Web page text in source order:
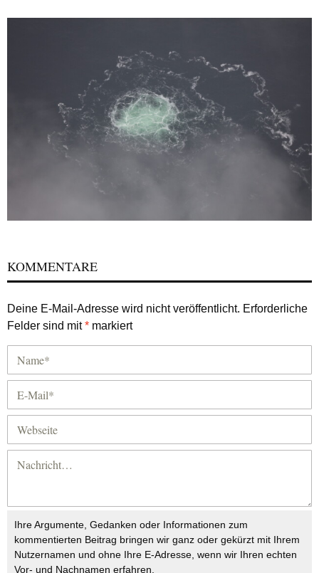
KOMMENTARE
Deine E-Mail-Adresse wird nicht veröffentlicht. Erforderliche
Felder sind mit* markiert
Ihre Argumente, Gedanken oder Informationen zum
kommentierten Beitrag bringen wir ganz oder gekürzt mit Ihrem
Nutzernamen und ohne Ihre E-Adresse, wenn wir Ihren echten
Vor- und Nachnamen erfahren.